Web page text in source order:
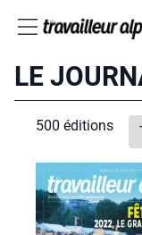
LE
500 édi­tions